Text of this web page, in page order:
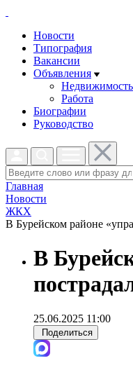
Новости
Типография
Вакансии
Объявления
Недвижимость
Работа
Биографии
Руководство
Главная
Новости
ЖКХ
В Бурейском районе
В
25.06.2025 11:00
Поделиться